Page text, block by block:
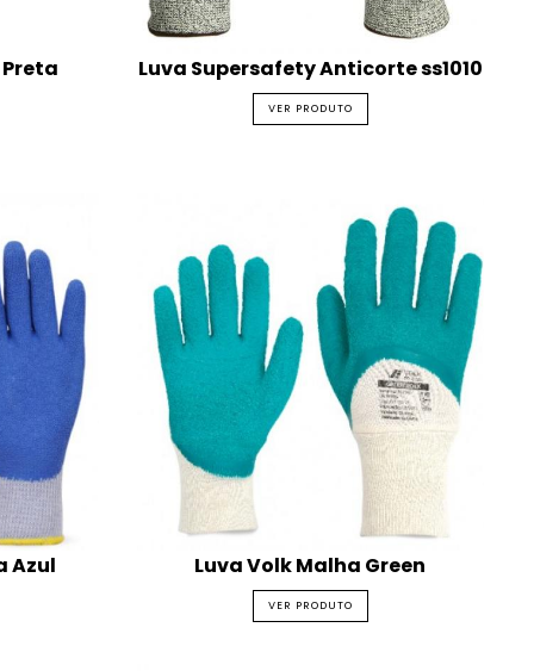
Luva Supersafety Anticorte ss1010
VER PRODUTO
Azul Luva Volk Malha Green
VER PRODUTO